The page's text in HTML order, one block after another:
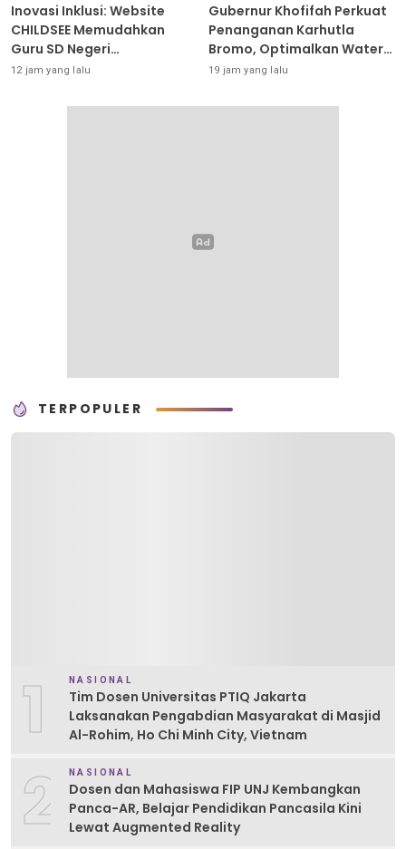
Inovasi Inklusi: Website
CHILDSEE Memudahkan
Guru SD Negeri
Bantargebang III dalam
Berkebutuhan Khusus
12 jam yang lalu
Gubernur Khofifah Perkuat
Penanganan Karhutla
Bromo, Optimalkan Water
Bombing, Drone dan
19 jam yang lalu
TERPOPULER
1 NASIONAL
Tim Dosen Universitas PTIQ Jakarta
Laksanakan Pengabdian Masyarakat di Masjid
Al-Rohim, Ho Chi Minh City, Vietnam
2 NASIONAL
Dosen dan Mahasiswa FIP UNJ Kembangkan
Panca-AR, Belajar Pendidikan Pancasila Kini
Lewat Augmented Reality